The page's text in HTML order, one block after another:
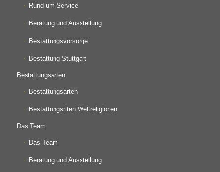
Rund-um-Service
Beratung und Ausstellung
Bestattungsvorsorge
Bestattung Stuttgart
Bestattungsarten
Bestattungsarten
Bestattungsriten Weltreligionen
Das Team
Das Team
Beratung und Ausstellung